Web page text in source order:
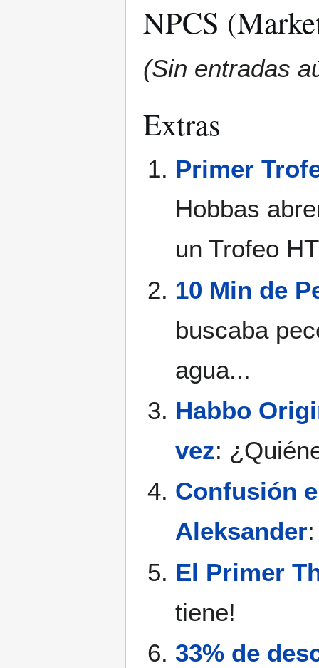
NPCS
(Sin entradas
Extras
Primer
Hobbas
un Trofeo
10 Min de
buscaba
agua...
Habbo
vez:
Confusión
Aleksander
El Primer
tiene!
33% de